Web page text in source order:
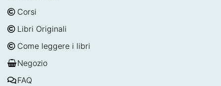
Corsi
Libri Originali
Come leggere i libri
Negozio
FAQ